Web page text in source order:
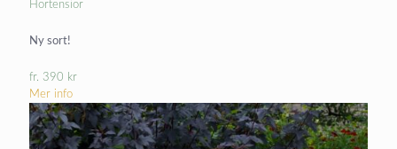
Hortensior
Ny sort!
fr. 390 kr
Mer info